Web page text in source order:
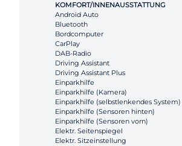
KOMFORT/INNENAUSSTATTUNG
Android Auto
Bluetooth
Bordcomputer
CarPlay
DAB-Radio
Driving Assistant
Driving Assistant Plus
Einparkhilfe
Einparkhilfe (Kamera)
Einparkhilfe (selbstlenkendes System)
Einparkhilfe (Sensoren hinten)
Einparkhilfe (Sensoren vorn)
Elektr. Seitenspiegel
Elektr. Sitzeinstellung